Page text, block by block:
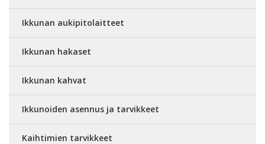
Ikkunan aukipitolaitteet
Ikkunan hakaset
Ikkunan kahvat
Ikkunoiden asennus ja tarvikkeet
Kaihtimien tarvikkeet